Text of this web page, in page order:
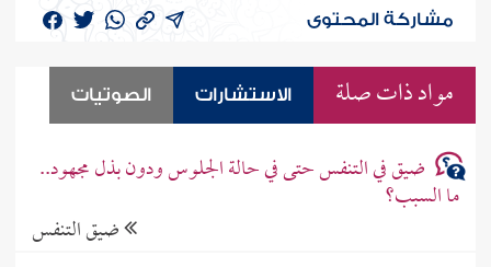
مشاركة المحتوى
مواد ذات صلة الاستشارات الصوتيات
ضيق في التنفس حتى في حالة الجلوس ودون بذل مجهود..
ما السبب؟
ضيق التنفس